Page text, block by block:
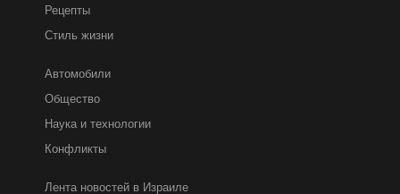
Рецепты
Стиль жизни
Автомобили
Общество
Наука и технологии
Конфликты
Лента новостей в Израиле